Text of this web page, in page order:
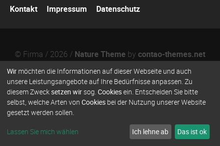
überspringen
Kontakt Impressum Datenschutz
© Firma / 2026 / Nature Theme by contao-themes.net
Wir möchten die Informationen auf dieser Webseite und auch
unsere Leistungsangebote auf Ihre Bedürfnisse anpassen. Zu
diesem Zwecksetzen wirsog. Cookiesein. Entscheiden Sie bitte
selbst, welche Arten von Cookies bei der Nutzung unserer Website
gesetzt werden sollen.
Lassen Sie mich wählen Ich lehne ab Das ist ok